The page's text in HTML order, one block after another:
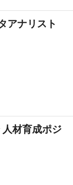
アナリスト
材育成ポジ